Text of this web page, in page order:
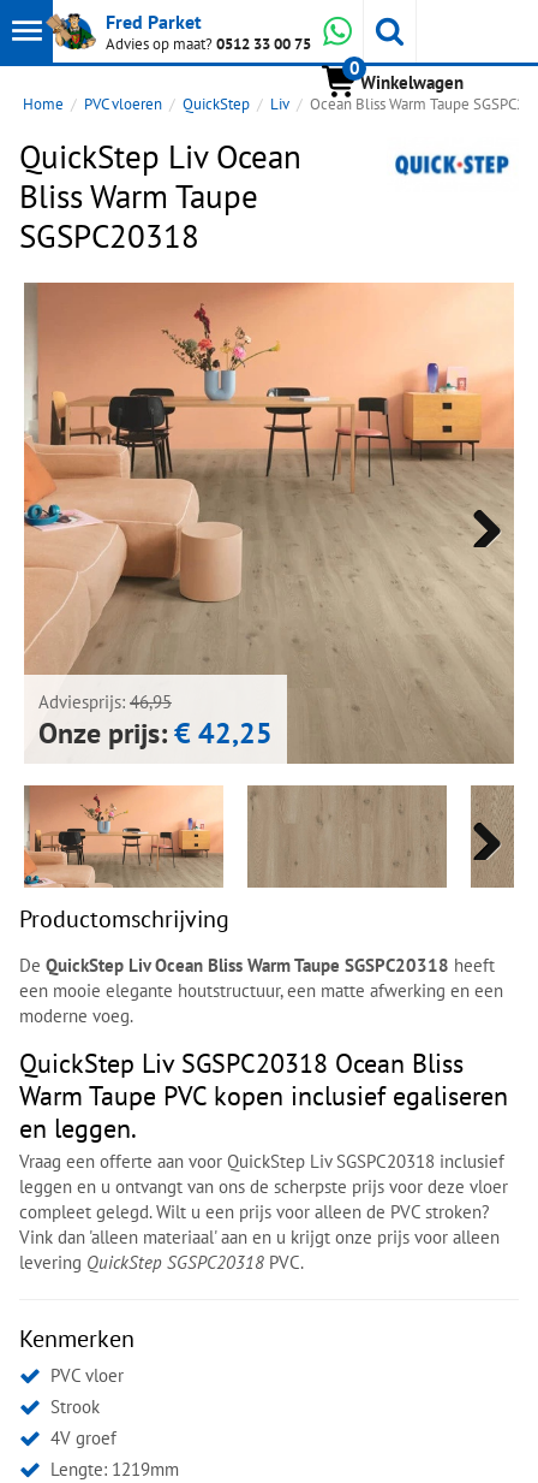
Toon
hoofdmenu
Fred Parket
Advies op maat?0512 33 00 75 Whatsapp
0
Winkelwagen
Home PVC vloeren QuickStep Liv Ocean Bliss Warm Taupe
QuickStep Liv Ocean
Bliss Warm Taupe
SGSPC20318
Adviesprijs: 46,95
Onze prijs:€ 42,25
Next
Next
Next
Next
Productomschrijving
De QuickStep Liv Ocean Bliss Warm Taupe SGSPC20318 heeft
een mooie elegante houtstructuur, een matte afwerking en een
moderne voeg.
QuickStep Liv SGSPC20318 Ocean Bliss
Warm Taupe PVC kopen inclusief egaliseren
en leggen.
Vraag een offerte aan voor QuickStep Liv SGSPC20318 inclusief
leggen en u ontvangt van ons de scherpste prijs voor deze vloer
compleet gelegd. Wilt u een prijs voor alleen de PVC stroken?
Vink dan 'alleen materiaal' aan en u krijgt onze prijs voor alleen
levering QuickStep SGSPC20318 PVC.
Kenmerken
PVC vloer
Strook
4V groef
Lengte: 1219mm